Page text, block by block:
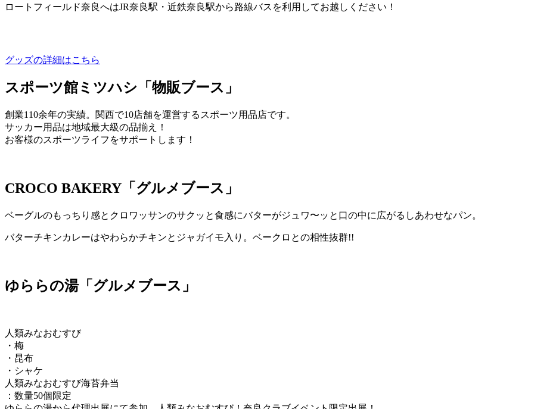
ロートフィールド奈良へはJR奈良駅・近鉄奈良駅から路線バスを利用してお越しください！
グッズの詳細はこちら
スポーツ館ミツハシ「物販ブース」
創業110余年の実績。関西で10店舗を運営するスポーツ用品店です。
サッカー用品は地域最大級の品揃え！
お客様のスポーツライフをサポートします！
CROCO BAKERY「グルメブース」
ベーグルのもっちり感とクロワッサンのサクッと食感にバターがジュワ〜ッと口の中に広がるしあわせなパン。
バターチキンカレーはやわらかチキンとジャガイモ入り。ベークロとの相性抜群!!
ゆららの湯「グルメブース」
人類みなおむすび
・梅
・昆布
・シャケ
人類みなおむすび海苔弁当
：数量50個限定